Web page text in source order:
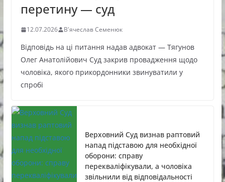
перетину — суд
12.07.2026 В'ячеслав Семенюк
Відповідь на ці питання надав адвокат — Тягунов
Олег Анатолійович Суд закрив провадження щодо
чоловіка, якого прикордонники звинуватили у
спробі
Верховний Суд визнав раптовий
напад підставою для необхідної
оборони: справу
перекваліфікували, а чоловіка
звільнили від відповідальності